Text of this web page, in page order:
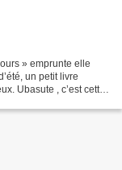
» emprunte elle
un petit livre
Ubasute , c’est cette